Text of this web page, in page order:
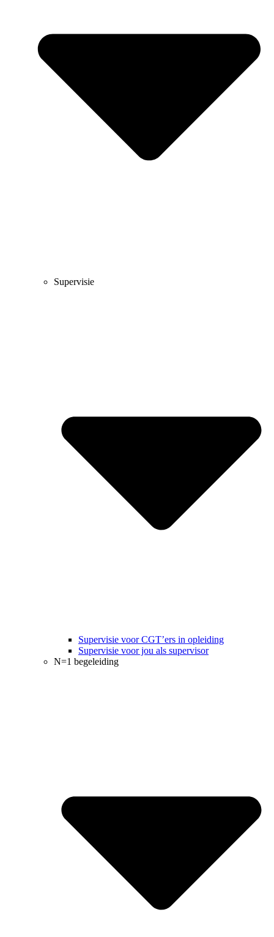
Supervisie
Supervisie voor CGT’ers in opleiding
Supervisie voor jou als supervisor
N=1 begeleiding